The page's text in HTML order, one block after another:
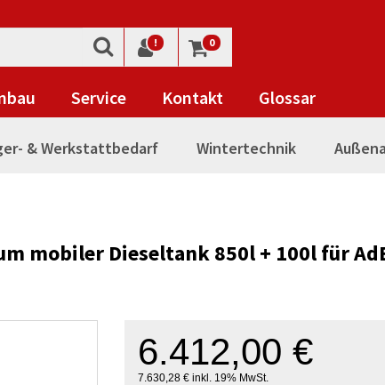
! 0
Service Kontakt Glossar
& Werkstattbedarf Wintertechnik
mobiler Dieseltank 850l + 100l für
6.412,00 €
7.630,28 € inkl. 19% MwSt.